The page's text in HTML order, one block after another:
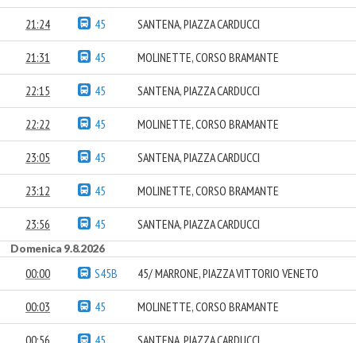
21:24 45 SANTENA, PIAZZA CARDUCCI
21:31 45 MOLINETTE, CORSO BRAMANTE
22:15 45 SANTENA, PIAZZA CARDUCCI
22:22 45 MOLINETTE, CORSO BRAMANTE
23:05 45 SANTENA, PIAZZA CARDUCCI
23:12 45 MOLINETTE, CORSO BRAMANTE
23:56 45 SANTENA, PIAZZA CARDUCCI
Domenica 9.8.2026
00:00 S45B 45/ MARRONE, PIAZZA VITTORIO VENETO
00:03 45 MOLINETTE, CORSO BRAMANTE